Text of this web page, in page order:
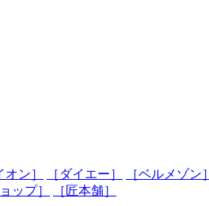
オン］ ［ダイエー］ ［ベルメゾン］
ップ］ ［匠本舗］